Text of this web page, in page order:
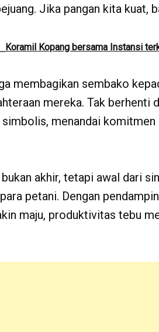
Jika pangan kita kuat,
Koramil Kopang bersama Instansi
membagikan sembako
mereka. Tak berhenti
menandai
akhir, tetapi awal dari
petani. Dengan
maju, produktivitas tebu